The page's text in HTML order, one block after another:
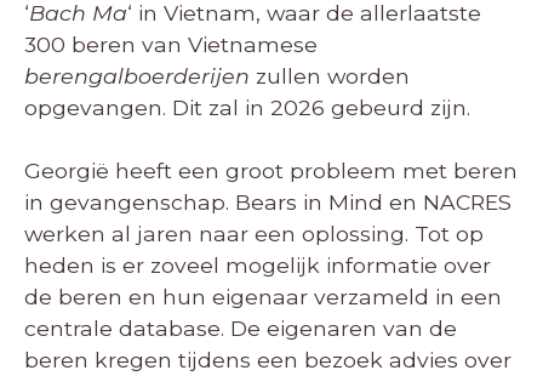
‘Bach Ma‘ in Vietnam, waar de allerlaatste
300 beren van Vietnamese
berengalboerderijen zullen worden
opgevangen. Dit zal in 2026 gebeurd zijn.
Georgië heeft een groot probleem met beren
in gevangenschap. Bears in Mind en NACRES
werken al jaren naar een oplossing. Tot op
heden is er zoveel mogelijk informatie over
de beren en hun eigenaar verzameld in een
centrale database. De eigenaren van de
beren kregen tijdens een bezoek advies over